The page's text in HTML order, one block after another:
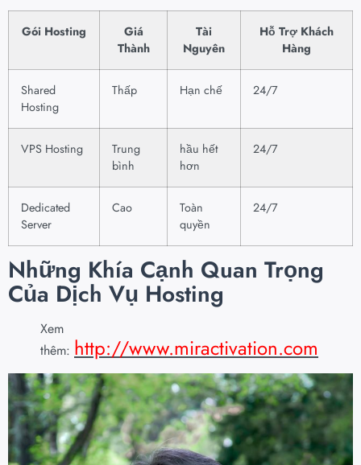
Gói Hosting
Giá
Thành
Tài
Nguyên
Hỗ Trợ Khách
Hàng
Shared
Hosting
Thấp Hạn chế 24/7
VPS Hosting
Trung
bình
hầu hết
hơn
24/7
Dedicated
Server
Cao
Toàn
quyền
24/7
Những Khía Cạnh Quan Trọng
Của Dịch Vụ Hosting
Xem
thêm: http://www.miractivation.com